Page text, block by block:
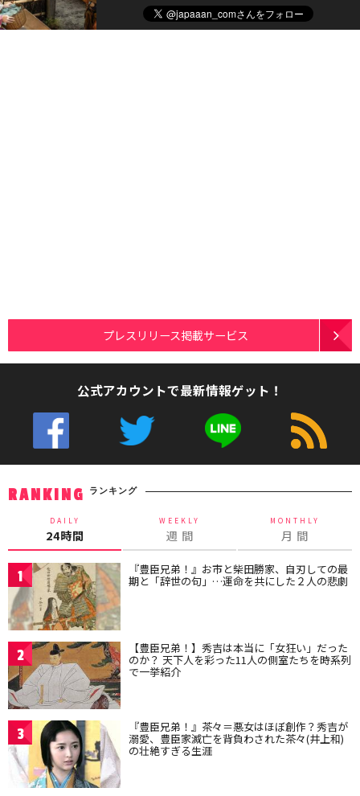
プレスリリース掲載サービス
公式アカウントで最新情報ゲット！
RANKING ランキング
DAILY
24時間
WEEKLY
週 間
MONTHLY
月 間
1 『豊臣兄弟！』お市と柴田勝家、自刃しての最
期と「辞世の句」…運命を共にした２人の悲劇
2 【豊臣兄弟！】秀吉は本当に「女狂い」だった
のか？ 天下人を彩った11人の側室たちを時系列
で一挙紹介
3 『豊臣兄弟！』茶々＝悪女はほぼ創作？秀吉が
溺愛、豊臣家滅亡を背負わされた茶々(井上和)
の壮絶すぎる生涯